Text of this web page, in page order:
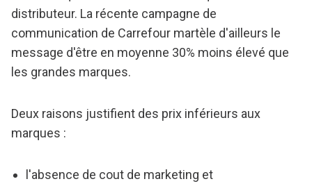
distributeur. La récente campagne de
communication de Carrefour martèle d'ailleurs le
message d'être en moyenne 30% moins élevé que
les grandes marques.
Deux raisons justifient des prix inférieurs aux
marques :
l'absence de cout de marketing et